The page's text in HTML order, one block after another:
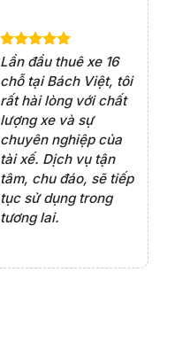
Lần đầu thuê xe 16
chỗ tại Bách Việt, tôi
rất hài lòng với chất
lượng xe và sự
chuyên nghiệp của
tài xế. Dịch vụ tận
tâm, chu đáo, sẽ tiếp
tục sử dụng trong
tương lai.